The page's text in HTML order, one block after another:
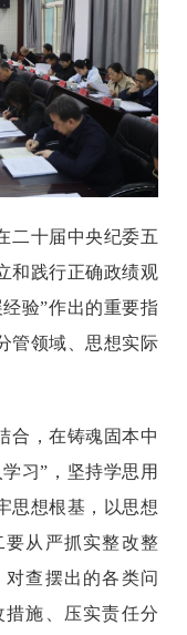
二十届中央纪委五
和践行正确政绩观
验”作出的重要指
管领域、思想实际
合，在铸魂固本中
习”，坚持学思用
思想根基，以思想
要从严抓实整改整
查摆出的各类问
施、压实责任分